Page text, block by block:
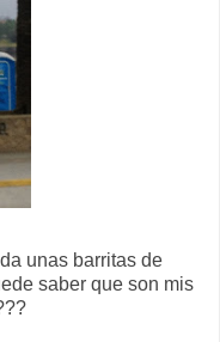
da unas barritas de
saber que son mis